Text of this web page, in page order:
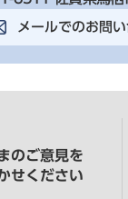
メールでのお問
のご意見を
せください